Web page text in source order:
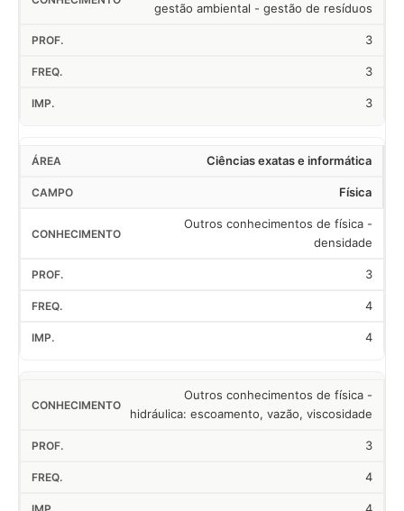
gestão ambiental - gestão de resíduos
3
3
3
Ciências exatas e informática
Física
Outros conhecimentos de física -
densidade
3
4
4
Outros conhecimentos de física -
hidráulica: escoamento, vazão, viscosidade
3
4